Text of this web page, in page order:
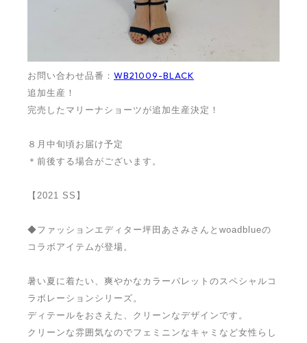
お問い合わせ品番： WB21009-BLACK
追加生産！
完売したマリーナショーツが追加生産決定！
８月中旬頃お届け予定
＊前後する場合がございます。
【2021 SS】
◆ファッションエディター坪田あさみさんとwoadblueの
コラボアイテムが登場。
暑い夏に着たい、爽やかなカラーパレットのスペシャルコ
ラボレーションシリーズ。
ディテールをおさえた、クリーンなデザインです。
クリーンな雰囲気なのでフェミニンなキャミなど女性らし